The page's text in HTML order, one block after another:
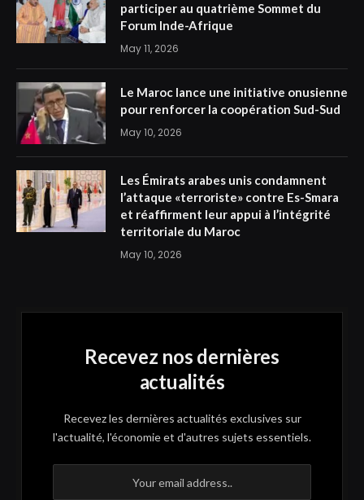
participer au quatrième Sommet du
Forum Inde-Afrique
May 11, 2026
Le Maroc lance une initiative onusienne
pour renforcer la coopération Sud-Sud
May 10, 2026
Les Émirats arabes unis condamnent
l’attaque «terroriste» contre Es-Smara
et réaffirment leur appui à l’intégrité
territoriale du Maroc
May 10, 2026
Recevez nos dernières
actualités
Recevez les dernières actualités exclusives sur
l'actualité, l'économie et d'autres sujets essentiels.